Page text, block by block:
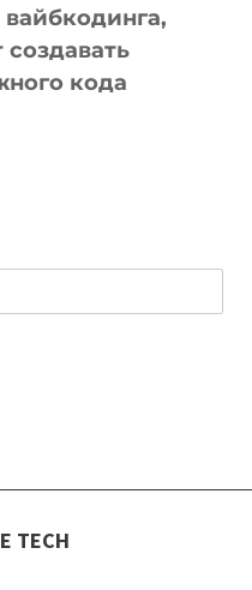
кода
TECH